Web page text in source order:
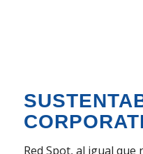
Red Spot, al igual